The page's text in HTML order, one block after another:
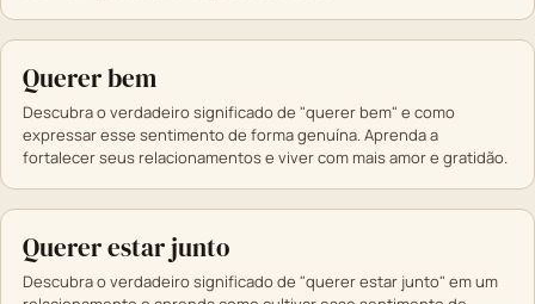
Querer bem
Descubra o verdadeiro significado de "querer bem" e como
expressar esse sentimento de forma genuína. Aprenda a
fortalecer seus relacionamentos e viver com mais amor e gratidão.
Querer estar junto
Descubra o verdadeiro significado de "querer estar junto" em um